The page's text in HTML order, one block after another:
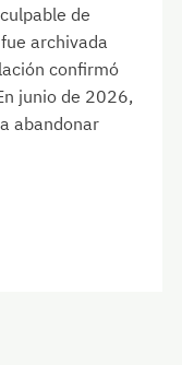
de
archivada
confirmó
junio de 2026,
abandonar